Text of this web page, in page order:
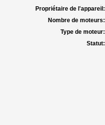
Propriétaire de l'appareil:
Nombre de moteurs:
Type de moteur:
Statut: